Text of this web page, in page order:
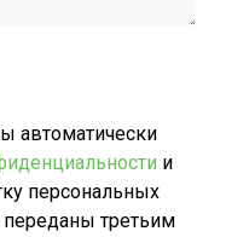
автоматически
и
персональных
третьим